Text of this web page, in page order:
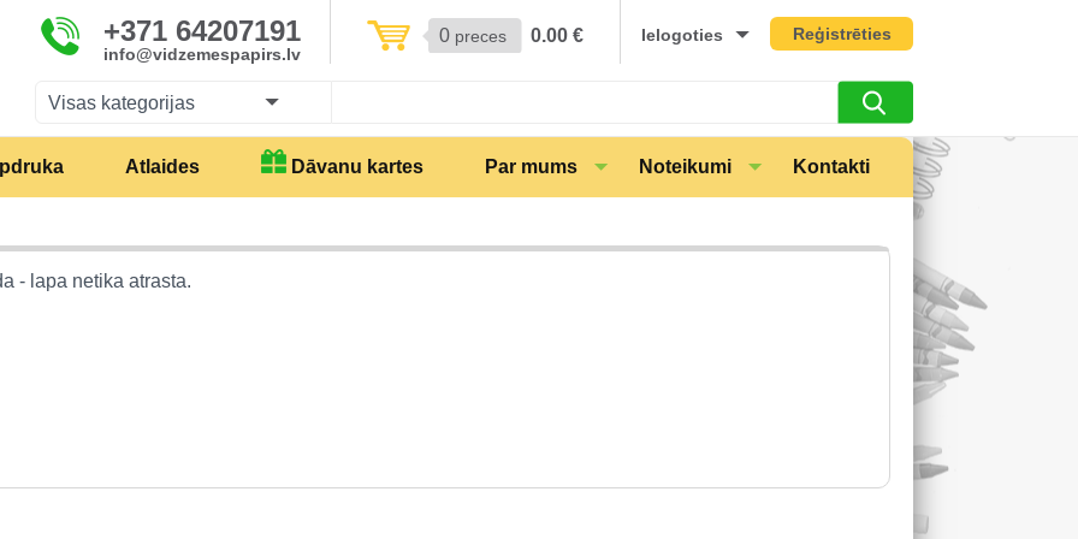
+371 64207191
info@vidzemespapirs.lv
0 preces 0.00 € Ielogoties Reģistrēties
Visas kategorijas
Atlaides Dāvanu kartes Par mums Noteikumi Kontakti
- lapa netika atrasta.